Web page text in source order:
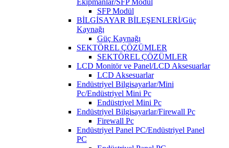
Ekipmanlar/SFP Modül
SFP Modül
BİLGİSAYAR BİLEŞENLERİ/Güç
Kaynağı
Güç Kaynağı
SEKTÖREL ÇÖZÜMLER
SEKTÖREL ÇÖZÜMLER
LCD Monitör ve Panel/LCD Aksesuarlar
LCD Aksesuarlar
Endüstriyel Bilgisayarlar/Mini
Pc/Endüstriyel Mini Pc
Endüstriyel Mini Pc
Endüstriyel Bilgisayarlar/Firewall Pc
Firewall Pc
Endüstriyel Panel PC/Endüstriyel Panel
PC